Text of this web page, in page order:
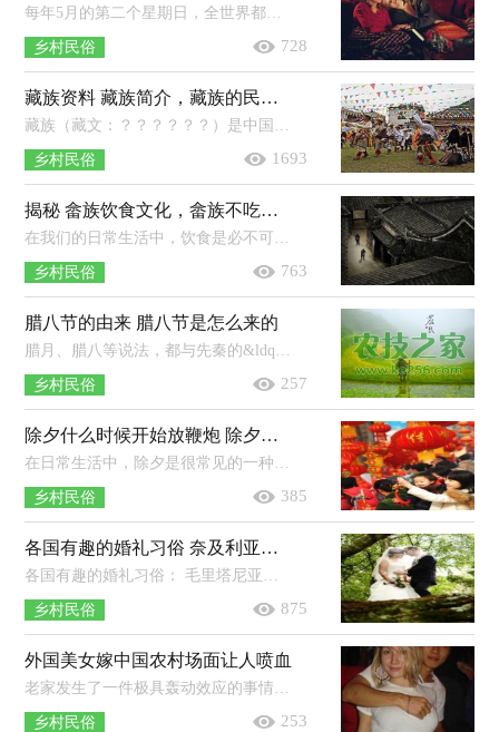
每年5月的第二个星期日，全世界都会庆祝母亲节。作为子女，我们总希望在这一天为母亲制造点惊喜和感动，因为我们经常会忘记对她们说&ld...
乡村民俗 728
藏族资料 藏族简介，藏族的民族起源是什么
藏族（藏文：？？？？？？）是中国的56个民族之一，是青藏高原的原住民。在中国境内主要分布在西藏自治区、青海省和四川省西部，云南迪庆、甘肃甘南等地...
乡村民俗 1693
揭秘 畲族饮食文化，畲族不吃狗肉的原因及传说
在我们的日常生活中，饮食是必不可少的，不仅仅是为了饱腹感，更是一种对食物追求的满足感。不过，对于有些食物来说，个别民族是禁止的，正如...
乡村民俗 763
腊八节的由来 腊八节是怎么来的
腊月、腊八等说法，都与先秦的&ldquo;蜡祭&rdquo;有很大关系。在那个文明草创的年代，为了吃饱，农业生产是头等大事，传说从上古圣王神农...
乡村民俗 257
除夕什么时候开始放鞭炮 除夕为什么要放炮
在日常生活中，除夕是很常见的一种传统节日，是在每年农历的最后一天。在除夕的时候，会有很多的风俗习惯，放鞭炮就是其中的一个习俗。那...
乡村民俗 385
各国有趣的婚礼习俗 奈及利亚婚礼，不够胖先取消婚礼
各国有趣的婚礼习俗： 毛里塔尼亚婚礼&mdash;&mdash;肥新娘最甲意！ 摩尔人是毛里塔尼亚的一个主要民族，他们的婚礼更是独树一帜。...
乡村民俗 875
外国美女嫁中国农村场面让人喷血
老家发生了一件极具轰动效应的事情，即我那位被公司临时派驻菲律宾的侄子带回来了一个菲律宾媳妇。 农民的儿子娶个外国女人，这在...
乡村民俗 253